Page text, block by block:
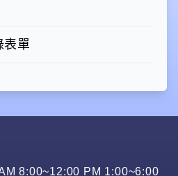
表單
8:00~12:00 PM 1:00~6:00